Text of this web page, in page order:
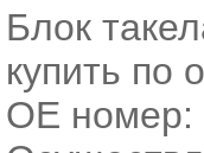
Блок
купить по
OE номер: